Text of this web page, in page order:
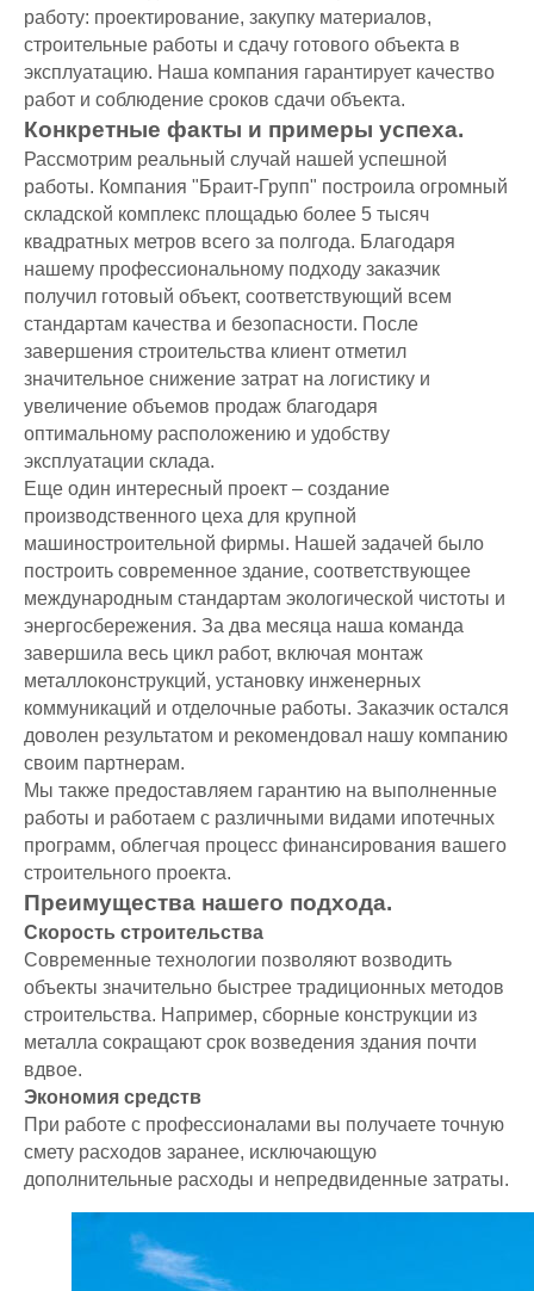
работу: проектирование, закупку материалов,
строительные работы и сдачу готового объекта в
эксплуатацию. Наша компания гарантирует качество
работ и соблюдение сроков сдачи объекта.
Конкретные факты и примеры успеха.
Рассмотрим реальный случай нашей успешной
работы. Компания "Браит-Групп" построила огромный
складской комплекс площадью более 5 тысяч
квадратных метров всего за полгода. Благодаря
нашему профессиональному подходу заказчик
получил готовый объект, соответствующий всем
стандартам качества и безопасности. После
завершения строительства клиент отметил
значительное снижение затрат на логистику и
увеличение объемов продаж благодаря
оптимальному расположению и удобству
эксплуатации склада.
Еще один интересный проект – создание
производственного цеха для крупной
машиностроительной фирмы. Нашей задачей было
построить современное здание, соответствующее
международным стандартам экологической чистоты и
энергосбережения. За два месяца наша команда
завершила весь цикл работ, включая монтаж
металлоконструкций, установку инженерных
коммуникаций и отделочные работы. Заказчик остался
доволен результатом и рекомендовал нашу компанию
своим партнерам.
Мы также предоставляем гарантию на выполненные
работы и работаем с различными видами ипотечных
программ, облегчая процесс финансирования вашего
строительного проекта.
Преимущества нашего подхода.
Скорость строительства
Современные технологии позволяют возводить
объекты значительно быстрее традиционных методов
строительства. Например, сборные конструкции из
металла сокращают срок возведения здания почти
вдвое.
Экономия средств
При работе с профессионалами вы получаете точную
смету расходов заранее, исключающую
дополнительные расходы и непредвиденные затраты.
КОММЕРЧЕСКАЯ
НЕДВИЖИМОСТЬ
Цены
Главная
строительства
Главная
Презентация
ДОМ МЕЧТЫ